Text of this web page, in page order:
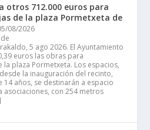
otros 712.000 euros para
de la plaza Pormetxeta de
08/2026
5 ago 2026. El Ayuntamiento
euros las obras para
plaza Pormetxeta. Los espacios,
la inauguración del recinto,
14 años, se destinarán a espacio
asociaciones, con 254 metros